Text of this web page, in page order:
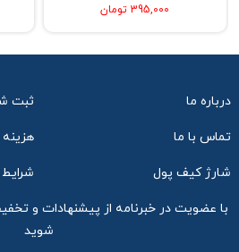
395,000 تومان
درباره ما ثبت
تماس با ما
شارژ کیف پول
با عضویت در خبرنامه از پیشنهادات و
شوید